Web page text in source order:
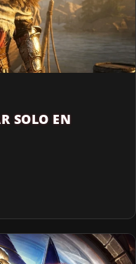
SOLO EN